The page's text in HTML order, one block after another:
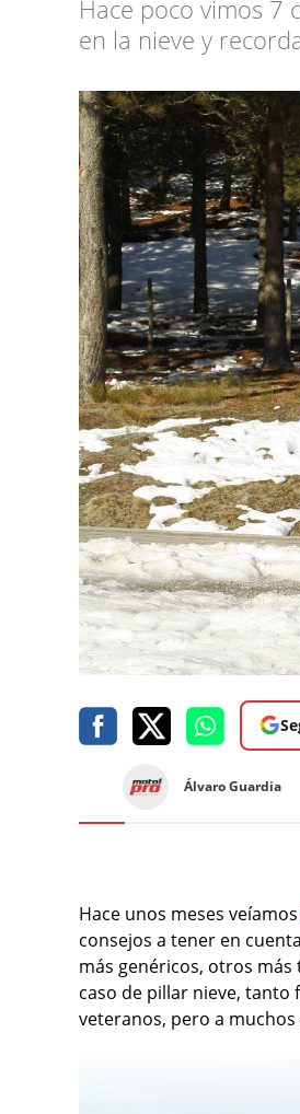
Hace poco vimos 7
en la nieve y
Álvaro Guardia
Hace unos meses veíamos
consejos a tener en
más genéricos, otros más
caso de pillar nieve, tanto
veteranos, pero a